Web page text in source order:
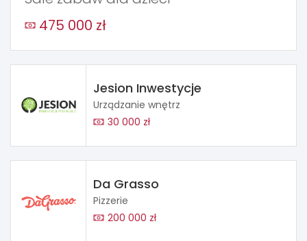
475 000 zł
Jesion Inwestycje
Urządzanie wnętrz
30 000 zł
Da Grasso
Pizzerie
200 000 zł